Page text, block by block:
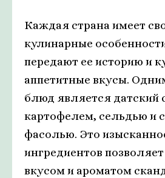
Каждая страна имеет
кулинарные
передают ее историю и
аппетитные вкусы.
блюд является датский
картофелем, сельдью и
фасолью. Это
ингредиентов
вкусом и ароматом